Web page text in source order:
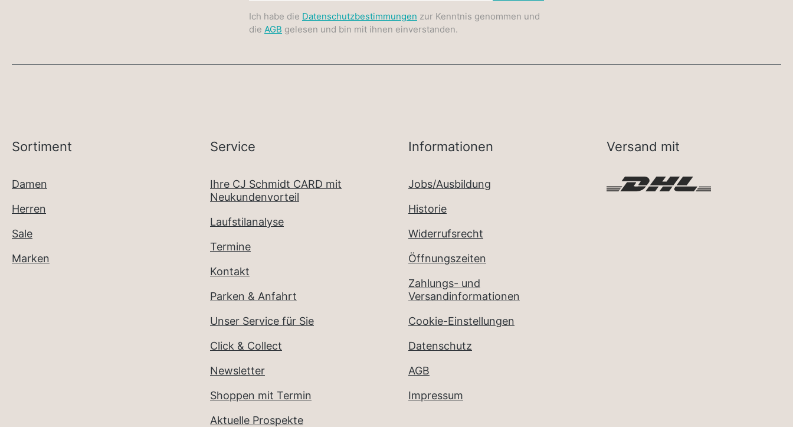
Ich habe die Datenschutzbestimmungen zur Kenntnis genommen und
die AGB gelesen und bin mit ihnen einverstanden.
Sortiment
Damen
Herren
Sale
Marken
Service
Ihre CJ Schmidt CARD mit
Neukundenvorteil
Laufstilanalyse
Termine
Kontakt
Parken & Anfahrt
Unser Service für Sie
Click & Collect
Newsletter
Shoppen mit Termin
Aktuelle Prospekte
Informationen
Jobs/Ausbildung
Historie
Widerrufsrecht
Öffnungszeiten
Zahlungs- und
Versandinformationen
Cookie-Einstellungen
Datenschutz
AGB
Impressum
Versand mit